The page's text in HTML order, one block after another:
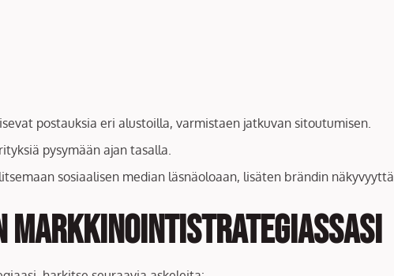
postauksia eri alustoilla, varmistaen jatkuvan sitoutumisen.
pysymään ajan tasalla.
sosiaalisen median läsnäoloaan, lisäten brändin näkyvyyttä.
Markkinointistrategiassasi